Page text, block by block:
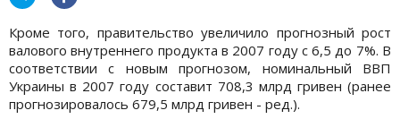
Кроме того, правительство увеличило прогнозный рост
валового внутреннего продукта в 2007 году с 6,5 до 7%. В
соответствии с новым прогнозом, номинальный ВВП
Украины в 2007 году составит 708,3 млрд гривен (ранее
прогнозировалось 679,5 млрд гривен - ред.).